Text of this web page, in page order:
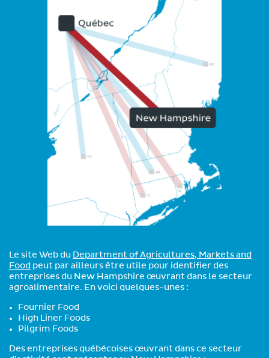
Le site Web du Department of Agricultures, Markets and
Food peut par ailleurs être utile pour identifier des
entreprises du New Hampshire œuvrant dans le secteur
agroalimentaire. En voici quelques-unes :
Fournier Food
High Liner Foods
Pilgrim Foods
Des entreprises québécoises œuvrant dans ce secteur